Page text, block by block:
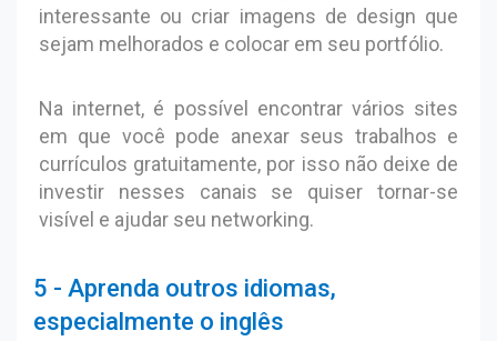
interessante ou criar imagens de design que
sejam melhorados e colocar em seu portfólio.
Na internet, é possível encontrar vários sites
em que você pode anexar seus trabalhos e
currículos gratuitamente, por isso não deixe de
investir nesses canais se quiser tornar-se
visível e ajudar seu networking.
5 - Aprenda outros idiomas,
especialmente o inglês